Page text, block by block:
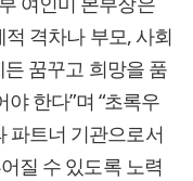
격차나 부모, 사회
꿈꾸고 희망을 품
한다”며 “초록우
파트너 기관으로서
질 수 있도록 노력